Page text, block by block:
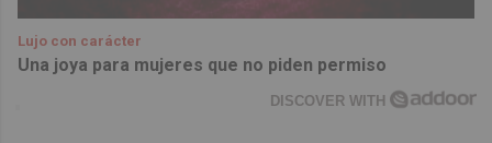
Lujo con carácter
Una joya para mujeres que no piden permiso
DISCOVER WITH